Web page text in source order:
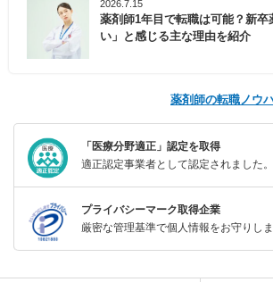
2026.7.15
薬剤師1年目で転職は可能？新卒
い」と感じる主な理由を紹介
薬剤師の転職ノウ
「医療分野適正」認定を取得
適正認定事業者として認定されました。
プライバシーマーク取得企業
厳密な管理基準で個人情報をお守りしま